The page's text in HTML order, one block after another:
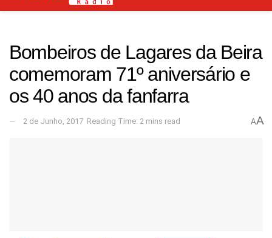
Bombeiros de Lagares da Beira
comemoram 71º aniversário e
os 40 anos da fanfarra
2 de Junho, 2017 Reading Time: 2 mins read AA